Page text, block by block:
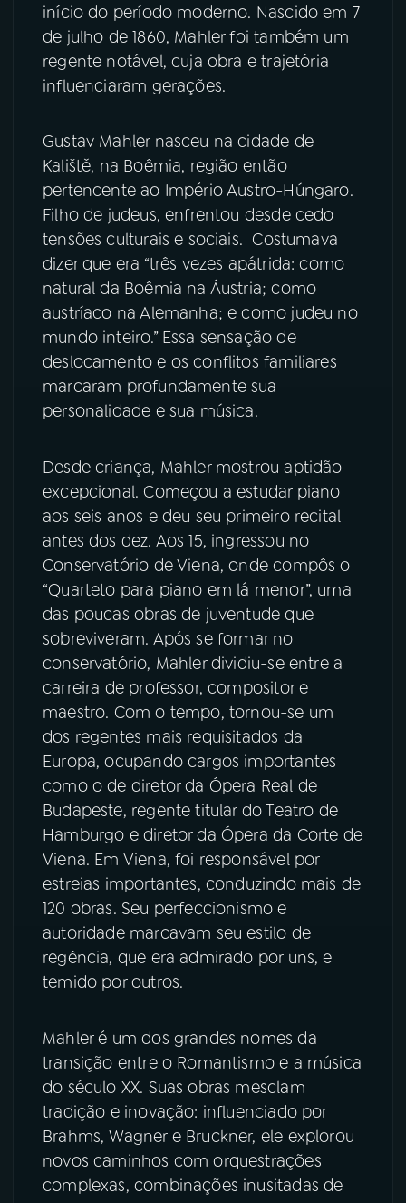
YouTube Facebook
Instagram X
início do período moderno. Nascido em 7
de julho de 1860, Mahler foi também um
regente notável, cuja obra e trajetória
influenciaram gerações.
Gustav Mahler nasceu na cidade de
Kaliště, na Boêmia, região então
pertencente ao Império Austro-Húngaro.
Filho de judeus, enfrentou desde cedo
tensões culturais e sociais. Costumava
dizer que era “três vezes apátrida: como
natural da Boêmia na Áustria; como
austríaco na Alemanha; e como judeu no
mundo inteiro.” Essa sensação de
deslocamento e os conflitos familiares
marcaram profundamente sua
personalidade e sua música.
Desde criança, Mahler mostrou aptidão
excepcional. Começou a estudar piano
aos seis anos e deu seu primeiro recital
antes dos dez. Aos 15, ingressou no
Conservatório de Viena, onde compôs o
“Quarteto para piano em lá menor”, uma
das poucas obras de juventude que
sobreviveram. Após se formar no
conservatório, Mahler dividiu-se entre a
carreira de professor, compositor e
maestro. Com o tempo, tornou-se um
dos regentes mais requisitados da
Europa, ocupando cargos importantes
como o de diretor da Ópera Real de
Budapeste, regente titular do Teatro de
Hamburgo e diretor da Ópera da Corte de
Viena. Em Viena, foi responsável por
estreias importantes, conduzindo mais de
120 obras. Seu perfeccionismo e
autoridade marcavam seu estilo de
regência, que era admirado por uns, e
temido por outros.
Mahler é um dos grandes nomes da
transição entre o Romantismo e a música
do século XX. Suas obras mesclam
tradição e inovação: influenciado por
Brahms, Wagner e Bruckner, ele explorou
novos caminhos com orquestrações
complexas, combinações inusitadas de